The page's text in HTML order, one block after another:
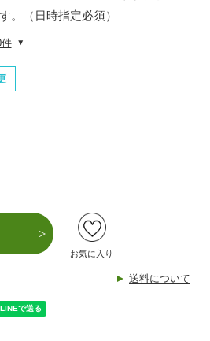
。（日時指定必須）
お気に入り
送料について